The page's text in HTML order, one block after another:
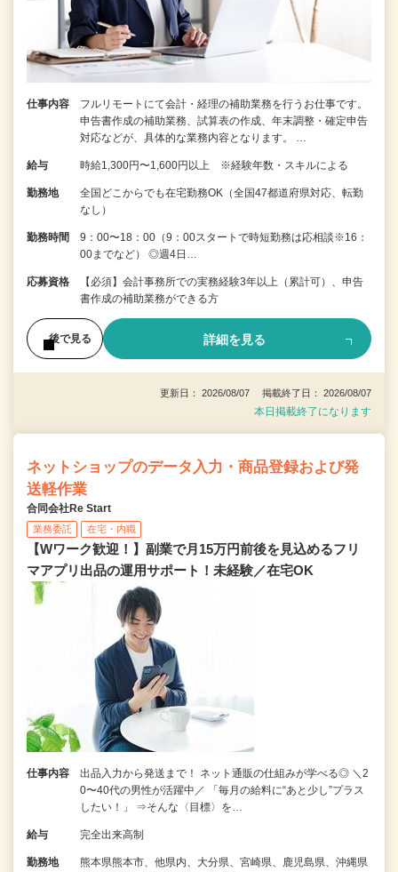
仕事内容
フルリモートにて会計・経理の補助業務を行うお仕事です。
申告書作成の補助業務、試算表の作成、年末調整・確定申告
対応などが、具体的な業務内容となります。 …
給与 時給1,300円〜1,600円以上 ※経験年数・スキルによる
勤務地
全国どこからでも在宅勤務OK（全国47都道府県対応、転勤
なし）
勤務時間
9：00〜18：00（9：00スタートで時短勤務は応相談※16：
00までなど） ◎週4日…
応募資格
【必須】会計事務所での実務経験3年以上（累計可）、申告
書作成の補助業務ができる方
後で見る 詳細を見る
更新日： 2026/08/07 掲載終了日： 2026/08/07
本日掲載終了になります
ネットショップのデータ入力・商品登録および発
送軽作業
合同会社Re Start
業務委託 在宅・内職
【Wワーク歓迎！】副業で月15万円前後を見込めるフリ
マアプリ出品の運用サポート！未経験／在宅OK
仕事内容
出品入力から発送まで！ ネット通販の仕組みが学べる◎ ＼2
0〜40代の男性が活躍中／ 「毎月の給料に“あと少し”プラス
したい！」 ⇒そんな〈目標〉を…
給与 完全出来高制
勤務地
熊本県熊本市、他県内、大分県、宮崎県、鹿児島県、沖縄県